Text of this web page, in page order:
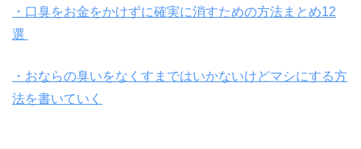
・口臭をお金をかけずに確実に消すための方法まとめ12
選
・おならの臭いをなくすまではいかないけどマシにする方
法を書いていく